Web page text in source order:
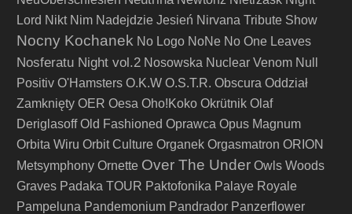
Lord Nikt Nim Nadejdzie Jesień Nirvana Tribute Show
Nocny Kochanek No Logo NoNe No One Leaves
Nosferatu Night vol.2 Nosowska Nuclear Venom Null
Positiv O'Hamsters O.K.W O.S.T.R. Obscura Oddział
Zamknięty OER Oesa Oho!Koko Okrütnik Olaf
Deriglasoff Old Fashioned Oprawca Opus Magnum
Orbita Wiru Orbit Culture Organek Orgasmatron ORION
Metsymphony Ornette Over The Under Owls Woods
Graves Padaka TOUR Paktofonika Palaye Royale
Pampeluna Pandemonium Pandrador Panzerflower